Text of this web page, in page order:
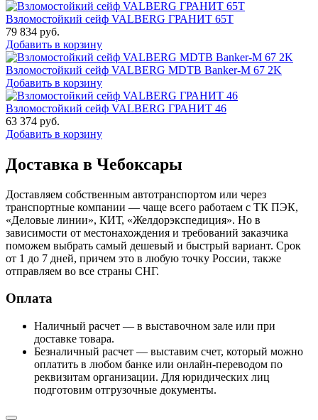
Взломостойкий сейф VALBERG ГРАНИТ 65Т
79 834 руб.
Добавить в корзину
Взломостойкий сейф VALBERG MDTB Banker-M 67 2K
Добавить в корзину
Взломостойкий сейф VALBERG ГРАНИТ 46
63 374 руб.
Добавить в корзину
Доставка в Чебоксары
Доставляем собственным автотранспортом или через
транспортные компании — чаще всего работаем с ТК ПЭК,
«Деловые линии», КИТ, «Желдорэкспедиция». Но в
зависимости от местонахождения и требований заказчика
поможем выбрать самый дешевый и быстрый вариант. Срок
от 1 до 7 дней, причем это в любую точку России, также
отправляем во все страны СНГ.
Оплата
Наличный расчет — в выставочном зале или при
доставке товара.
Безналичный расчет — выставим счет, который можно
оплатить в любом банке или онлайн-переводом по
реквизитам организации. Для юридических лиц
подготовим отгрузочные документы.